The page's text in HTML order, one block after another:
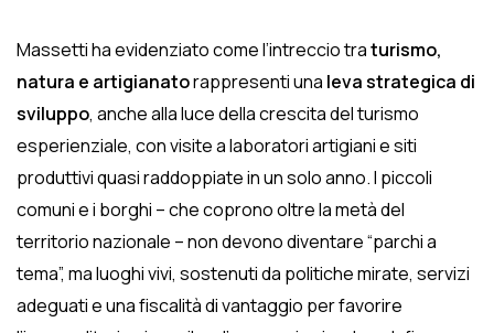
Massetti ha evidenziato come l’intreccio traturismo,
natura e artigianatorappresenti una leva strategica di
sviluppo, anche alla luce della crescita del turismo
esperienziale, con visite a laboratori artigiani e siti
produttivi quasi raddoppiate in un solo anno. I piccoli
comuni e i borghi – che coprono oltre la metà del
territorio nazionale – non devono diventare “parchi a
tema”, ma luoghi vivi, sostenuti da politiche mirate, servizi
adeguati e una fiscalità di vantaggio per favorire